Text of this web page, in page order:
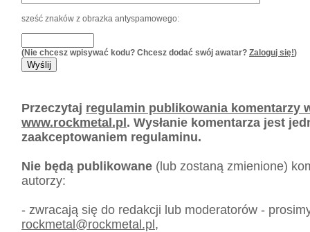
sześć znaków z obrazka antyspamowego:
(Nie chcesz wpisywać kodu? Chcesz dodać swój awatar? Zaloguj się!)
Przeczytaj regulamin publikowania komentarzy
www.rockmetal.pl. Wysłanie komentarza jest
zaakceptowaniem regulaminu.
Nie będą publikowane (lub zostaną zmienione)
autorzy:
- zwracają się do redakcji lub moderatorów -
rockmetal@rockmetal.pl,